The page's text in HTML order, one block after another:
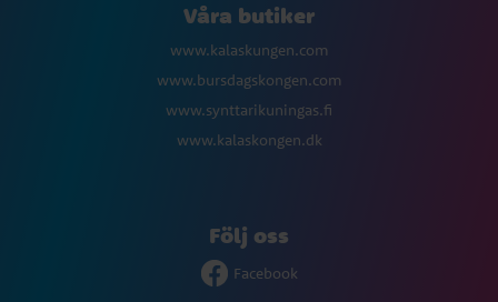
Våra butiker
www.kalaskungen.com
www.bursdagskongen.com
www.synttarikuningas.fi
www.kalaskongen.dk
Följ oss
Facebook